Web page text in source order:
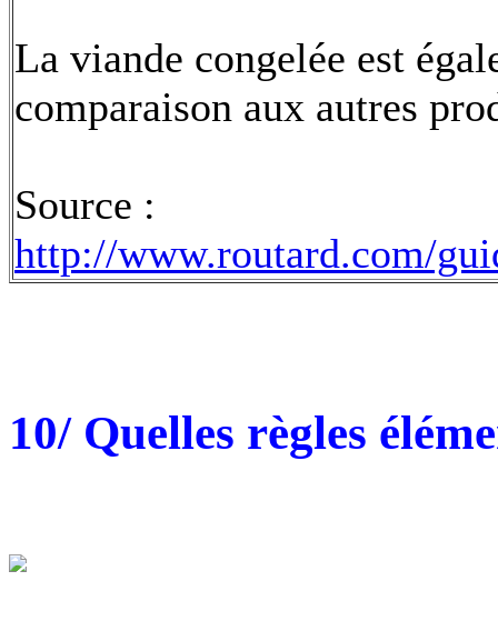
La viande congelée est
comparaison aux autres
Source :
http://www.routard.com/
10/ Quelles règles